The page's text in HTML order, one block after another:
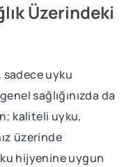
Üzerindeki
uyku
sağlığınızda da
kaliteli uyku,
üzerinde
hijyenine uygun